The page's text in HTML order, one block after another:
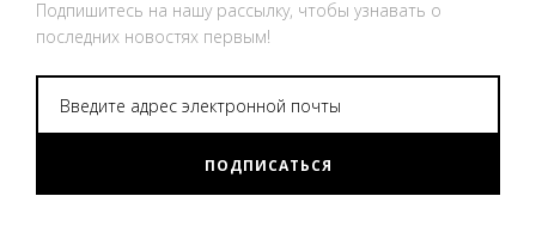
Подпишитесь на нашу рассылку, чтобы узнавать о
последних новостях первым!
ПОДПИСАТЬСЯ